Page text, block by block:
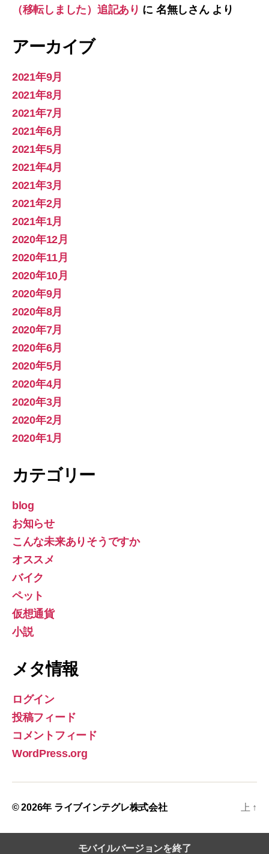
（移転しました）追記あり に 名無しさんより
アーカイブ
2021年9月
2021年8月
2021年7月
2021年6月
2021年5月
2021年4月
2021年3月
2021年2月
2021年1月
2020年12月
2020年11月
2020年10月
2020年9月
2020年8月
2020年7月
2020年6月
2020年5月
2020年4月
2020年3月
2020年2月
2020年1月
カテゴリー
blog
お知らせ
こんな未来ありそうですか
オススメ
バイク
ペット
仮想通貨
小説
メタ情報
ログイン
投稿フィード
コメントフィード
WordPress.org
© 2026年 ライブインテグレ株式会社 上 ↑
モバイルバージョンを終了